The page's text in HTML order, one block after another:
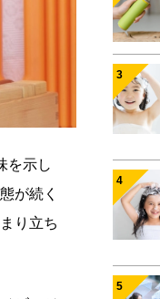
を示し
が続く
り立ち